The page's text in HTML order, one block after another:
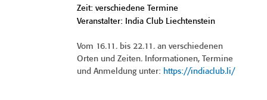
Zeit: verschiedene Termine
Veranstalter: India Club Liechtenstein
Vom 16.11. bis 22.11. an verschiedenen
Orten und Zeiten. Informationen, Termine
und Anmeldung unter: https://indiaclub.li/